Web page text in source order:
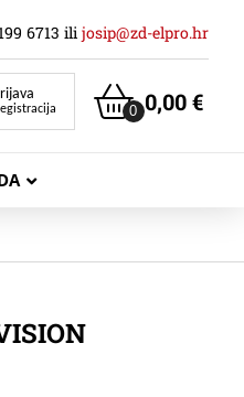
6713 ili josip@zd-elpro.hr
0,00€
0